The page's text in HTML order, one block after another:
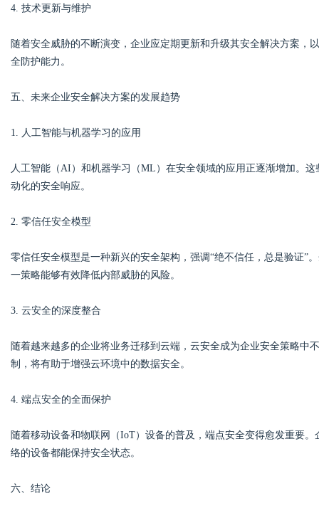
4. 技术更新与维护
随着安全威胁的不断演变，企业应定期更新和升级其安全解决方案，
全防护能力。
五、未来企业安全解决方案的发展趋势
1. 人工智能与机器学习的应用
人工智能（AI）和机器学习（ML）在安全领域的应用正逐渐增加。
动化的安全响应。
2. 零信任安全模型
零信任安全模型是一种新兴的安全架构，强调“绝不信任，总是验证”
一策略能够有效降低内部威胁的风险。
3. 云安全的深度整合
随着越来越多的企业将业务迁移到云端，云安全成为企业安全策略中
制，将有助于增强云环境中的数据安全。
4. 端点安全的全面保护
随着移动设备和物联网（IoT）设备的普及，端点安全变得愈发重要
络的设备都能保持安全状态。
六、结论